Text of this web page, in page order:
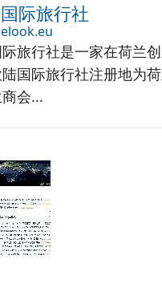
际旅行社
旅行社是一家在荷兰
国际旅行社注册地为
会...